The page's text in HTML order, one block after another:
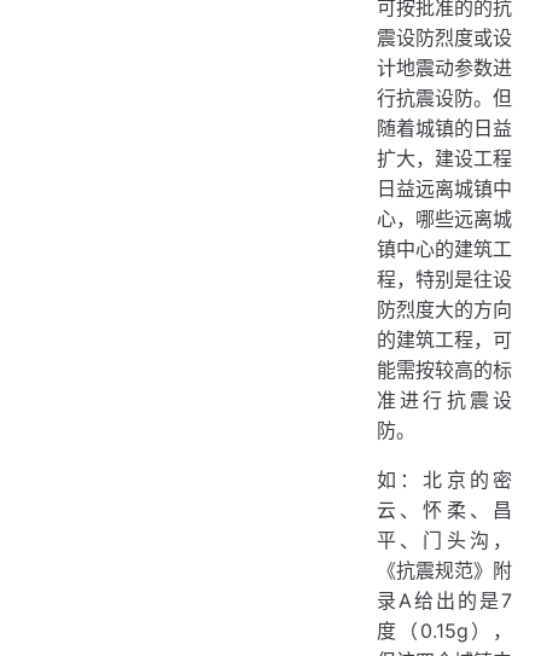
可按批准的的抗
震设防烈度或设
计地震动参数进
行抗震设防。但
随着城镇的日益
扩大，建设工程
日益远离城镇中
心，哪些远离城
镇中心的建筑工
程，特别是往设
防烈度大的方向
的建筑工程，可
能需按较高的标
准进行抗震设
防。
如：北京的密
云、怀柔、昌
平、门头沟，
《抗震规范》附
录A给出的是7
度（0.15g），